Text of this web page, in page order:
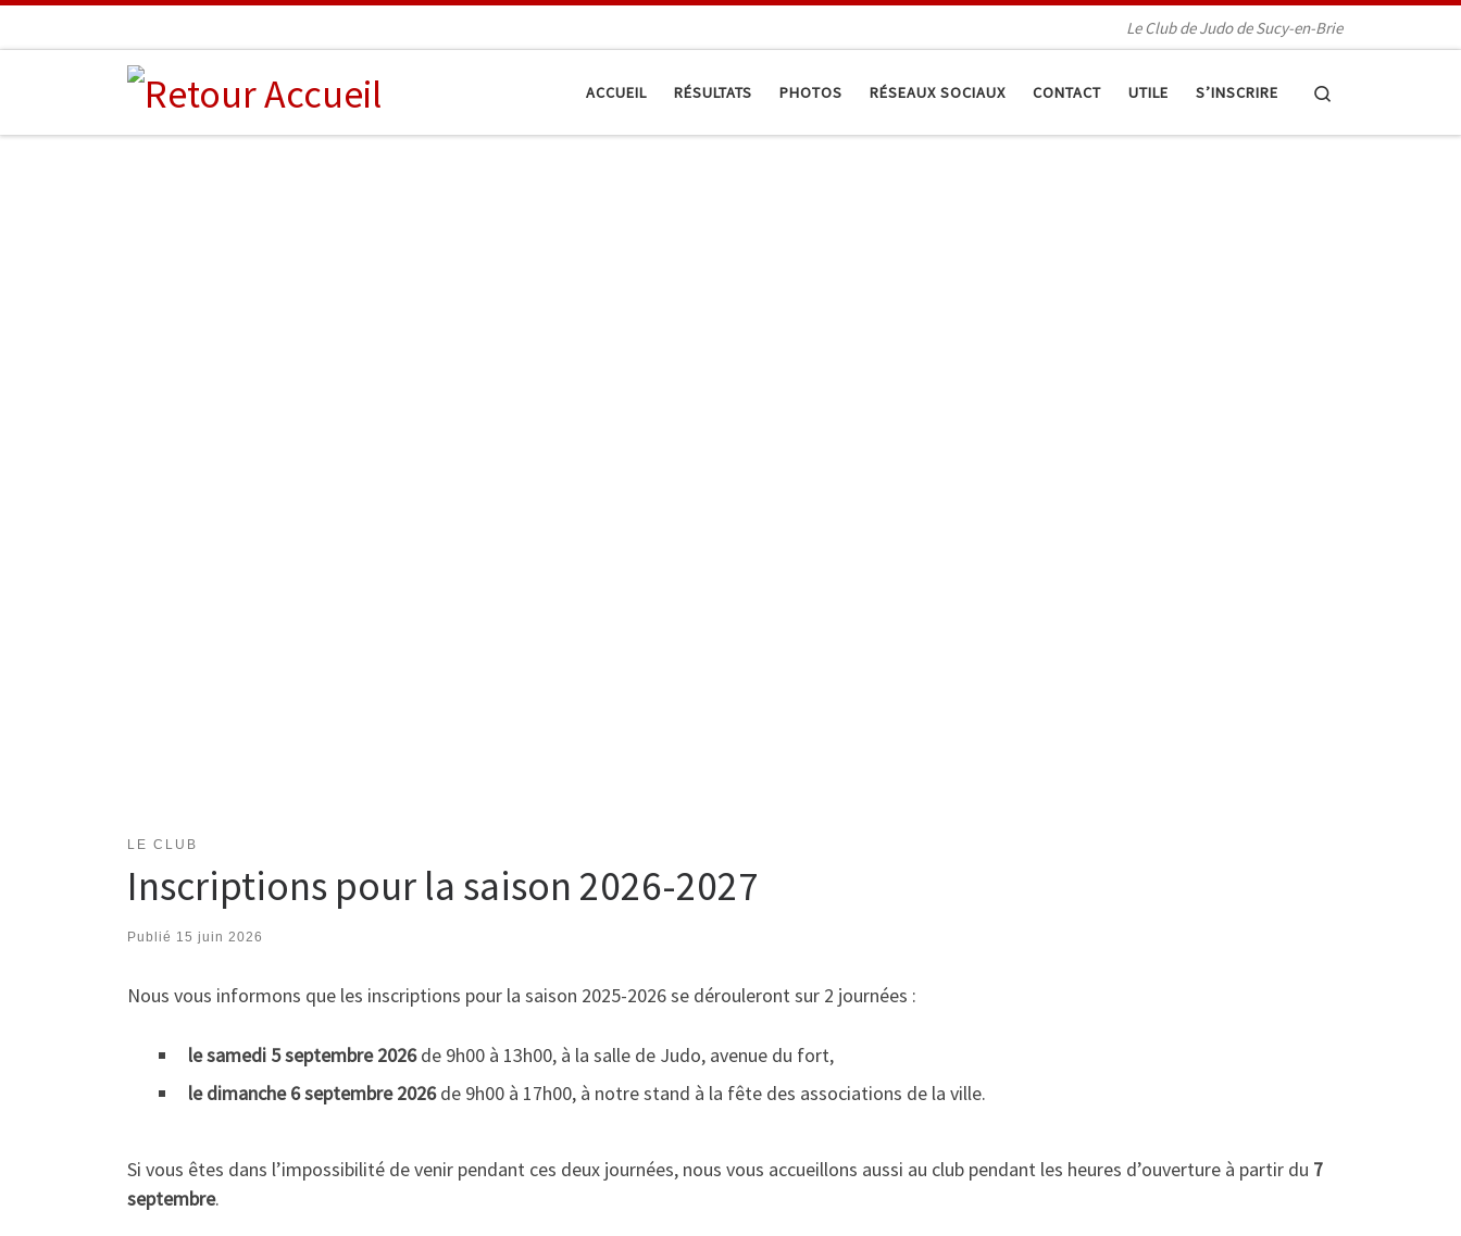
Le Club de Judo de Sucy-en-Brie
ACCUEIL RÉSULTATS PHOTOS RÉSEAUX SOCIAUX CONTACT UTILE S’INSCRIRE
LE CLUB
Inscriptions pour la saison 2026-2027
Publié 15 juin 2026
Nous vous informons que les inscriptions pour la saison 2025-2026 se dérouleront sur 2 journées :
le samedi 5 septembre 2026de 9h00 à 13h00, à la salle de Judo, avenue du fort,
le dimanche 6 septembre 2026de 9h00 à 17h00, à notre stand à la fête des associations de la ville.
Si vous êtes dans l’impossibilité de venir pendant ces deux journées, nous vous accueillons aussi au club pendant les heures d’ouverture à partir du 7
septembre.